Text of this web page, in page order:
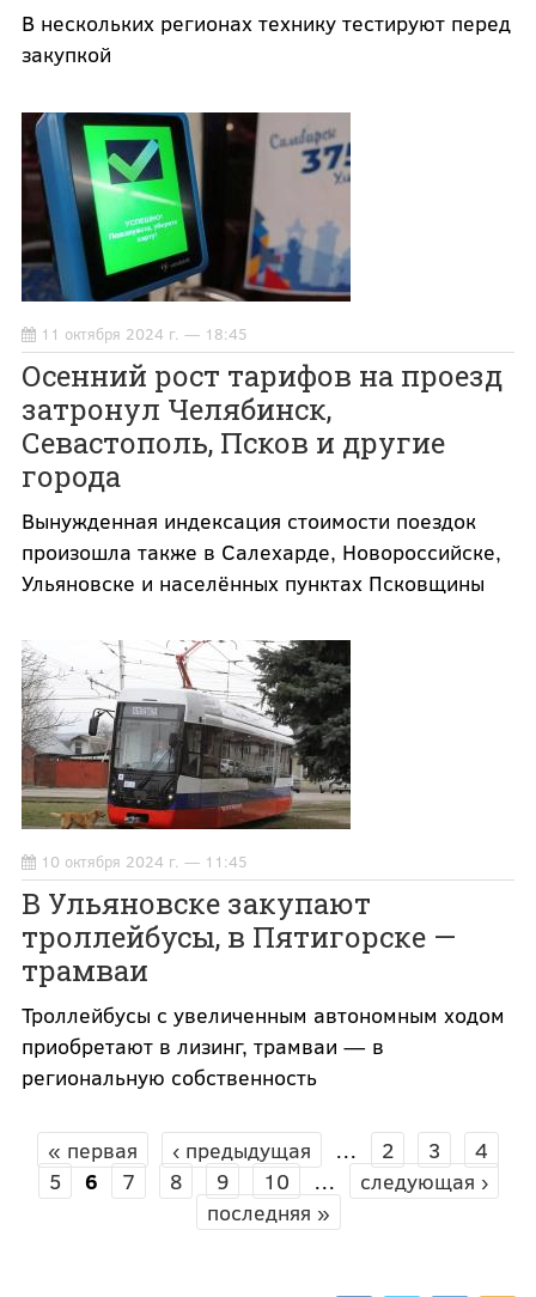
В нескольких регионах технику тестируют перед
закупкой
11 октября 2024 г. — 18:45
Осенний рост тарифов на проезд
затронул Челябинск,
Севастополь, Псков и другие
города
Вынужденная индексация стоимости поездок
произошла также в Салехарде, Новороссийске,
Ульяновске и населённых пунктах Псковщины
10 октября 2024 г. — 11:45
В Ульяновске закупают
троллейбусы, в Пятигорске —
трамваи
Троллейбусы с увеличенным автономным ходом
приобретают в лизинг, трамваи — в
региональную собственность
СТРАНИЦЫ
« первая ‹ предыдущая … 2 3
4
5
6 7 8 9 10 …
следующая ›
последняя »